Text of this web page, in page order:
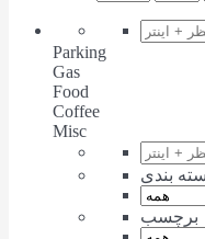
Parking
Gas
Food
Coffee
Misc
بندی
برچسب